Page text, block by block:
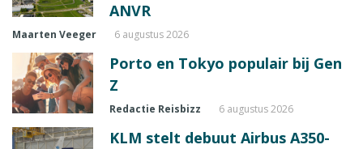
ANVR
Maarten Veeger 6 augustus 2026
Porto en Tokyo populair bij Gen
Z
Redactie Reisbizz 6 augustus 2026
KLM stelt debuut Airbus A350-